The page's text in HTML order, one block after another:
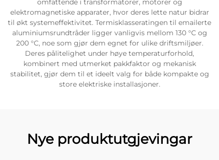
omfattende i transformatorer, motorer og
elektromagnetiske apparater, hvor deres lette natur bidrar
til økt systemeffektivitet. Termisklasseratingen til emailerte
aluminiumsrundtråder ligger vanligvis mellom 130 °C og
200 °C, noe som gjør dem egnet for ulike driftsmiljøer.
Deres pålitelighet under høye temperaturforhold,
kombinert med utmerket pakkfaktor og mekanisk
stabilitet, gjør dem til et ideelt valg for både kompakte og
store elektriske installasjoner.
Nye produktutgjevingar